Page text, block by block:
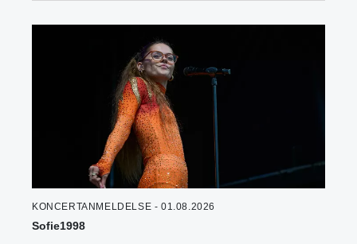
KONCERTANMELDELSE - 01.08.2026
Sofie1998